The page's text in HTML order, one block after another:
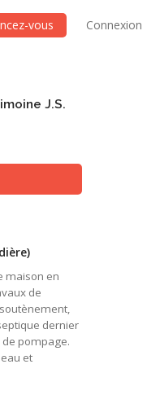
vous Connexion
J.S.
maison en
de
dernier
pompage.
et